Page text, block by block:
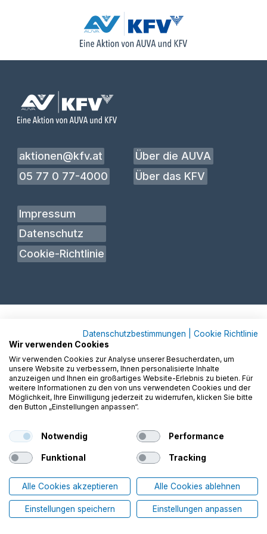
aktionen@kfv.at
05 77 0 77-4000
Über die AUVA
Über das KFV
Impressum
Datenschutz
Cookie-Richtlinie
Datenschutzbestimmungen
Cookie Richtlinie
Wir verwenden Cookies
Wir verwenden Cookies zur Analyse unserer Besucherdaten, um
unsere Website zu verbessern, Ihnen personalisierte Inhalte
anzuzeigen und Ihnen ein großartiges Website-Erlebnis zu bieten. Für
weitere Informationen zu den von uns verwendeten Cookies und der
Möglichkeit, Ihre Einwilligung jederzeit zu widerrufen, klicken Sie bitte
den Button „Einstellungen anpassen“.
Notwendig Performance
Funktional Tracking
Alle Cookies akzeptieren Alle Cookies ablehnen
Einstellungen speichern Einstellungen anpassen